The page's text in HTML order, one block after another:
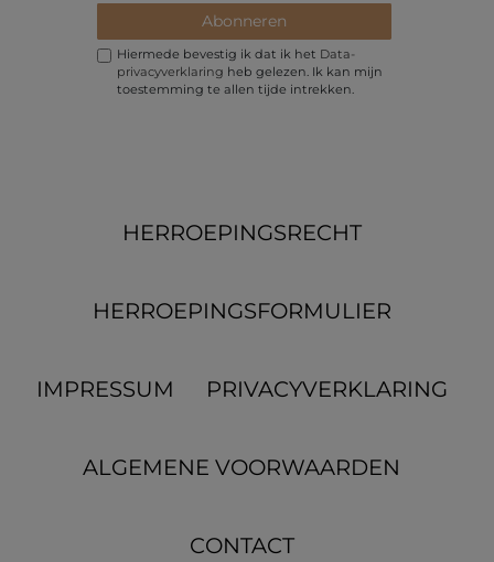
Abonneren
Hiermede bevestig ik dat ik het Data­
privacy­verklaring heb gelezen. Ik kan mijn
toestemming te allen tijde intrekken.
HERROEPINGS­RECHT
HERROEPINGS­FORMULIER
IMPRESSUM PRIVACYVERKLARING
ALGEMENE VOORWAARDEN
CONTACT